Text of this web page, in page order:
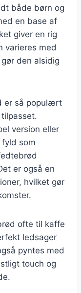
både børn og
en base af
giver en rig
varieres med
den alsidig
er så populært
version eller
som
er også en
hvilket gør
ofte til kaffe
ledsager
pyntes med
touch og